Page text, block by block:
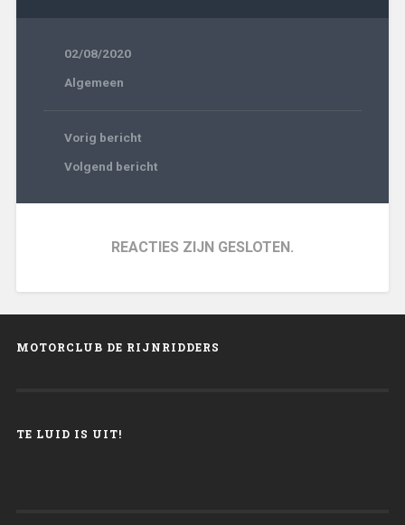
02/08/2020
Algemeen
Vorig bericht
Volgend bericht
REACTIES ZIJN GESLOTEN.
MOTORCLUB DE RIJNRIDDERS
TE LUID IS UIT!